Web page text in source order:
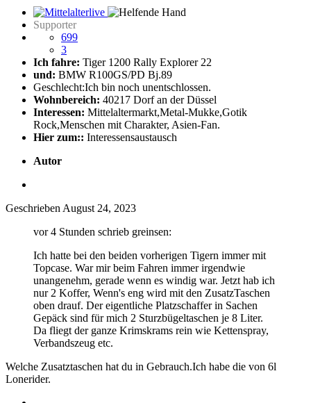
Supporter
699
3
Ich fahre: Tiger 1200 Rally Explorer 22
und: BMW R100GS/PD Bj.89
Geschlecht:Ich bin noch unentschlossen.
Wohnbereich: 40217 Dorf an der Düssel
Interessen: Mittelaltermarkt,Metal-Mukke,Gotik
Rock,Menschen mit Charakter, Asien-Fan.
Hier zum:: Interessensaustausch
Autor
GeschriebenAugust 24, 2023
vor 4 Stunden schrieb greinsen:
Ich hatte bei den beiden vorherigen Tigern immer mit
Topcase. War mir beim Fahren immer irgendwie
unangenehm, gerade wenn es windig war. Jetzt hab ich
nur 2 Koffer, Wenn's eng wird mit den ZusatzTaschen
oben drauf. Der eigentliche Platzschaffer in Sachen
Gepäck sind für mich 2 Sturzbügeltaschen je 8 Liter.
Da fliegt der ganze Krimskrams rein wie Kettenspray,
Verbandszeug etc.
Welche Zusatztaschen hat du in Gebrauch.Ich habe die von 6l
Lonerider.